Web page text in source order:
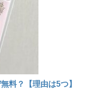
料？【理由は5つ】